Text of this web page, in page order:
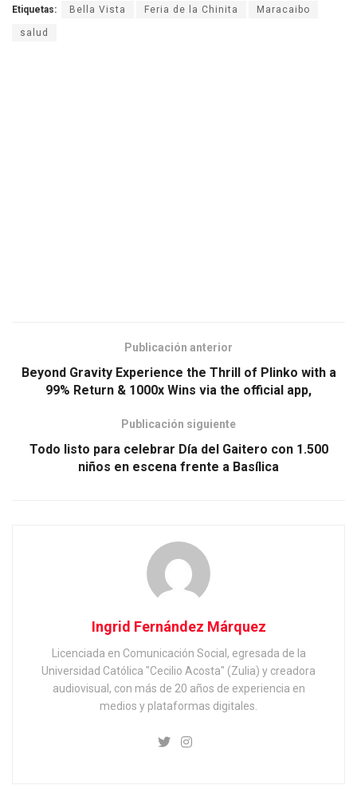
Etiquetas: Bella Vista Feria de la Chinita Maracaibo
salud
Publicación anterior
Beyond Gravity Experience the Thrill of Plinko with a
99% Return & 1000x Wins via the official app,
Publicación siguiente
Todo listo para celebrar Día del Gaitero con 1.500
niños en escena frente a Basílica
Ingrid Fernández Márquez
Licenciada en Comunicación Social, egresada de la
Universidad Católica "Cecilio Acosta" (Zulia) y creadora
audiovisual, con más de 20 años de experiencia en
medios y plataformas digitales.